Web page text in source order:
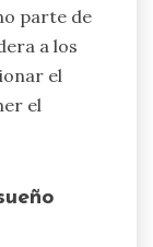
parte de
a los
el
el